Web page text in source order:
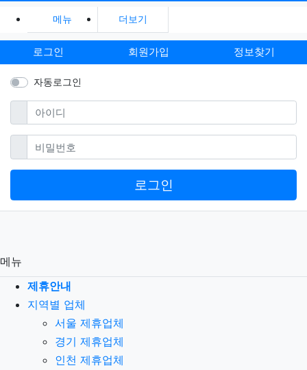
메뉴 더보기
로그인 회원가입 정보찾기
자동로그인
아이디필수
비밀번호필수
로그인
메뉴
제휴안내
지역별 업체
서울 제휴업체
경기 제휴업체
인천 제휴업체